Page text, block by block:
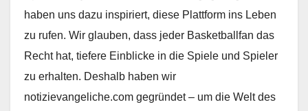
haben uns dazu inspiriert, diese Plattform ins Leben
zu rufen. Wir glauben, dass jeder Basketballfan das
Recht hat, tiefere Einblicke in die Spiele und Spieler
zu erhalten. Deshalb haben wir
notizievangeliche.com gegründet – um die Welt des